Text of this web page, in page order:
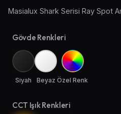
Aplik
Lambader ve
Endüstriyel
Acil Aydınlatma ve
Masialux Shark Serisi Ray Spot
Gövde Renkleri
Siyah Beyaz Özel Renk
CCT Işık Renkleri